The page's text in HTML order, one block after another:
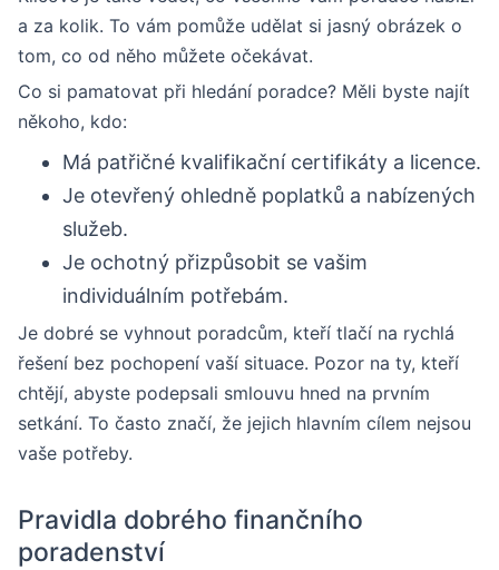
a za kolik. To vám pomůže udělat si jasný obrázek o
tom, co od něho můžete očekávat.
Co si pamatovat při hledání poradce? Měli byste najít
někoho, kdo:
Má patřičné kvalifikační certifikáty a licence.
Je otevřený ohledně poplatků a nabízených
služeb.
Je ochotný přizpůsobit se vašim
individuálním potřebám.
Je dobré se vyhnout poradcům, kteří tlačí na rychlá
řešení bez pochopení vaší situace. Pozor na ty, kteří
chtějí, abyste podepsali smlouvu hned na prvním
setkání. To často značí, že jejich hlavním cílem nejsou
vaše potřeby.
Pravidla dobrého finančního
poradenství